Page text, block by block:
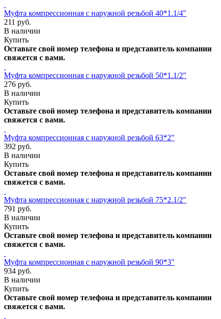
Муфта компрессионная с наружной резьбой 40*1.1/4"
211 руб.
В наличии
Купить
Оставьте свой номер телефона и представитель компании
свяжется с вами.
Муфта компрессионная с наружной резьбой 50*1.1/2"
276 руб.
В наличии
Купить
Оставьте свой номер телефона и представитель компании
свяжется с вами.
Муфта компрессионная с наружной резьбой 63*2"
392 руб.
В наличии
Купить
Оставьте свой номер телефона и представитель компании
свяжется с вами.
Муфта компрессионная с наружной резьбой 75*2.1/2"
791 руб.
В наличии
Купить
Оставьте свой номер телефона и представитель компании
свяжется с вами.
Муфта компрессионная с наружной резьбой 90*3"
934 руб.
В наличии
Купить
Оставьте свой номер телефона и представитель компании
свяжется с вами.